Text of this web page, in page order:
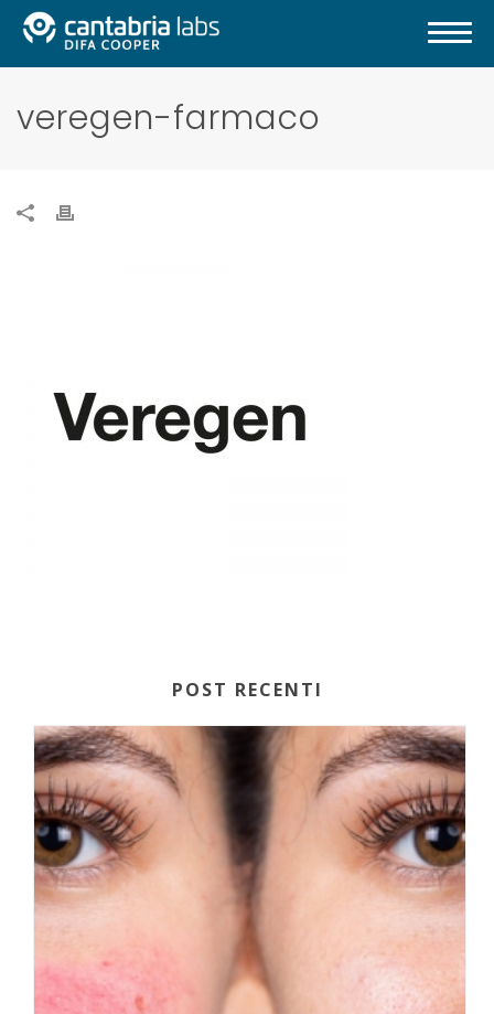
veregen-farmaco
POST RECENTI